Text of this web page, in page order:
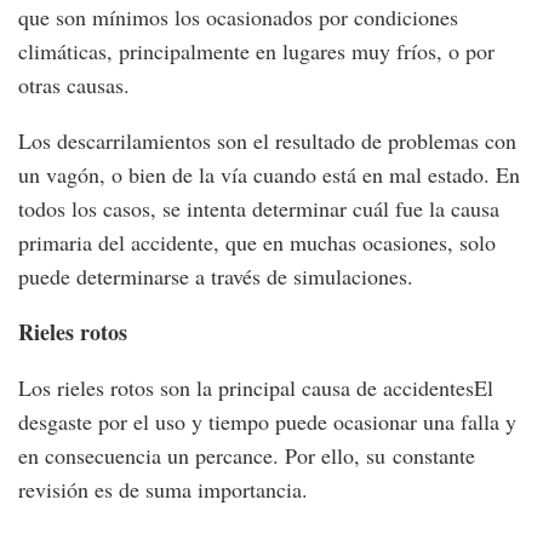
que son mínimos los ocasionados por condiciones
climáticas, principalmente en lugares muy fríos, o por
otras causas.
Los descarrilamientos son el resultado de problemas con
un vagón, o bien de la vía cuando está en mal estado. En
todos los casos, se intenta determinar cuál fue la causa
primaria del accidente, que en muchas ocasiones, solo
puede determinarse a través de simulaciones.
Rieles rotos
Los rieles rotos son la principal causa de accidentesEl
desgaste por el uso y tiempo puede ocasionar una falla y
en consecuencia un percance. Por ello, su constante
revisión es de suma importancia.